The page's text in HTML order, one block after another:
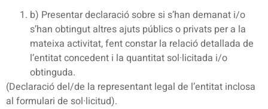
b) Presentar declaració sobre si s’han demanat i/o
s’han obtingut altres ajuts públics o privats per a la
mateixa activitat, fent constar la relació detallada de
l’entitat concedent i la quantitat sol·licitada i/o
obtinguda.
(Declaració del/de la representant legal de l’entitat inclosa
al formulari de sol·licitud).